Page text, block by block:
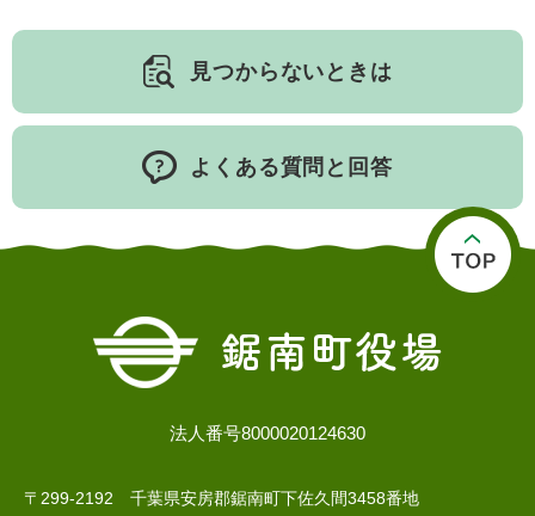
見つからないときは
よくある質問と回答
法人番号8000020124630
〒299-2192 千葉県安房郡鋸南町下佐久間3458番地